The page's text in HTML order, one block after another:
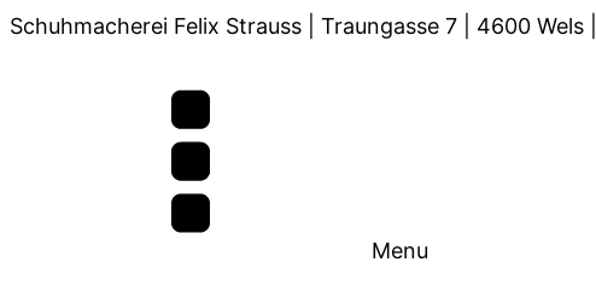
Schuhmacherei Felix Strauss | Traungasse 7 | 4600 Wels |
Menu